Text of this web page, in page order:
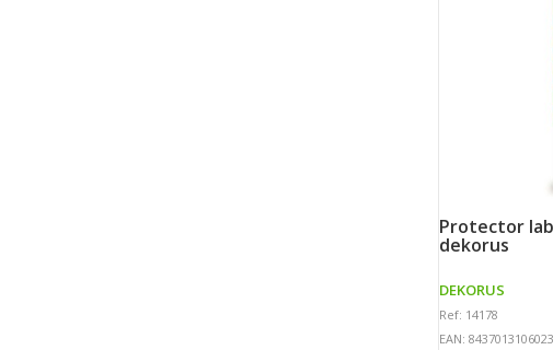
protector labial aloe vera 4,5 gr de
dekorus
DEKORUS
Ref: 14178
EAN: 8437013106023